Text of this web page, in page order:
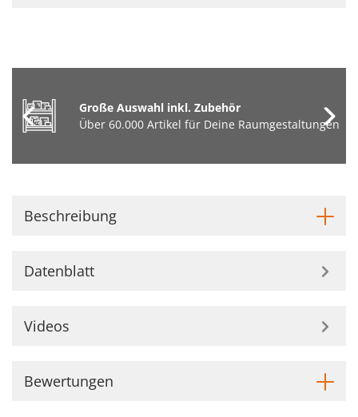
Große Auswahl inkl. Zubehör
Über 60.000 Artikel für Deine Raumgestaltungen
Beschreibung
Datenblatt
Videos
Bewertungen